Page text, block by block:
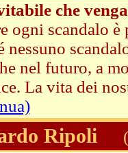
che
ogni scandalo è
nessuno
nel futuro, a
La vita dei
Ripoli